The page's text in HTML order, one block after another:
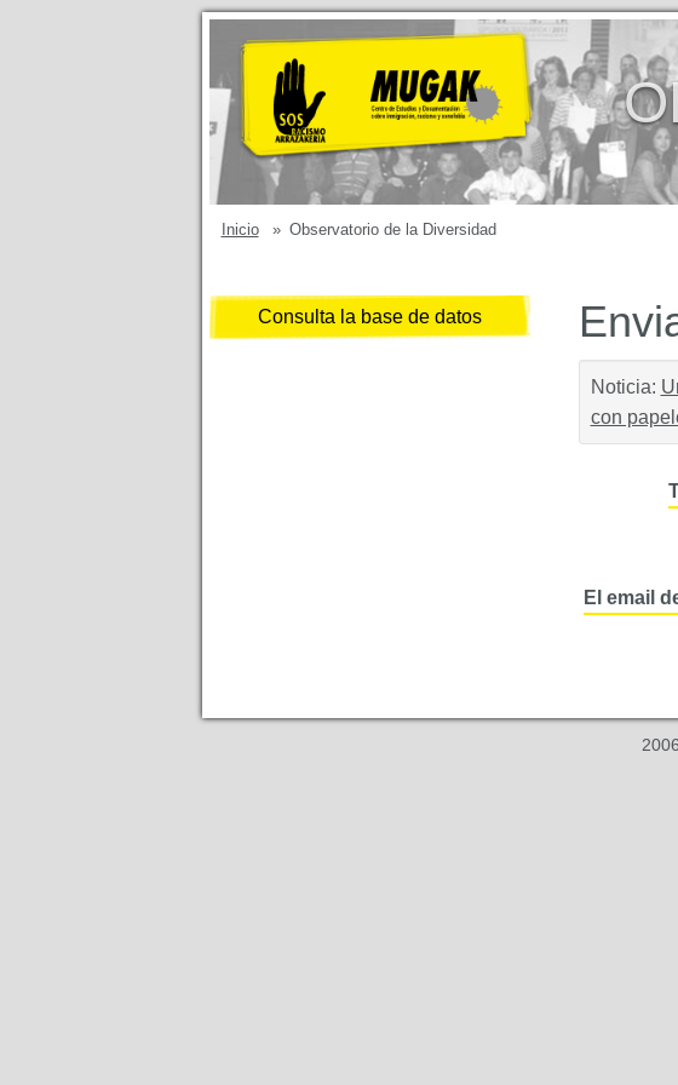
Inicio » Observatorio de la Diversidad
Consulta la base de datos
Noticia:
con
El email